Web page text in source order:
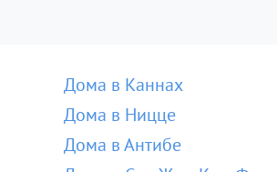
Дома в Каннах
Дома в Ницце
Дома в Антибе